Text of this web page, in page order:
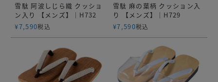
雪駄 阿波しじら織 クッショ
ン入り 【メンズ】｜H732
¥7,590税込
雪駄 麻の葉柄 クッション入
り 【メンズ】｜H729
¥7,590税込